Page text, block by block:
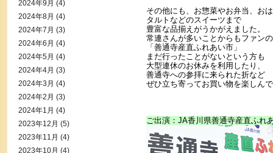
その他にも、お惣菜やお弁当、お
タルトなどのスイーツまで
豊富な品揃えがうかがえました。
常連さんが多いことからもファン
「善通寺産直ふれあい市」
まだ行ったことがないという方も
大型連休のお休みを利用したり、
善通寺への参拝に来られた折など
ぜひ立ち寄ってお買い物を楽しん
ご出演：JA香川県善通寺産直ふれ
2024年9月 (4)
2024年8月 (4)
2024年7月 (3)
2024年6月 (4)
2024年5月 (4)
2024年4月 (3)
2024年3月 (4)
2024年2月 (3)
2024年1月 (4)
2023年12月 (5)
2023年11月 (4)
2023年10月 (4)